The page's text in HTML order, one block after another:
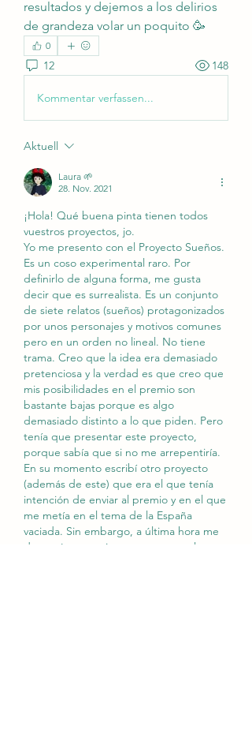
resultados y dejemos a los delirios
de grandeza volar un poquito 🥳
0
12 148
Kommentar verfassen...
Aktuell
Laura 🌱
28. Nov. 2021
¡Hola! Qué buena pinta tienen todos
vuestros proyectos, jo.
Yo me presento con el Proyecto Sueños.
Es un coso experimental raro. Por
definirlo de alguna forma, me gusta
decir que es surrealista. Es un conjunto
de siete relatos (sueños) protagonizados
por unos personajes y motivos comunes
pero en un orden no lineal. No tiene
trama. Creo que la idea era demasiado
pretenciosa y la verdad es que creo que
mis posibilidades en el premio son
bastante bajas porque es algo
demasiado distinto a lo que piden. Pero
tenía que presentar este proyecto,
porque sabía que si no me arrepentiría.
En su momento escribí otro proyecto
(además de este) que era el que tenía
intención de enviar al premio y en el que
me metía en el tema de la España
vaciada. Sin embargo, a última hora me
decanté por enviar este, porque al otro